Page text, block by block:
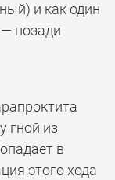
и как один
позади
гной из
в
этого хода